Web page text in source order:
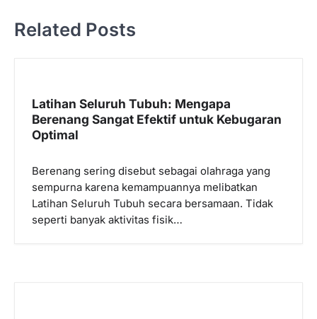
g
Related Posts
Latihan Seluruh Tubuh: Mengapa
Berenang Sangat Efektif untuk Kebugaran
Optimal
Berenang sering disebut sebagai olahraga yang
sempurna karena kemampuannya melibatkan
Latihan Seluruh Tubuh secara bersamaan. Tidak
seperti banyak aktivitas fisik…